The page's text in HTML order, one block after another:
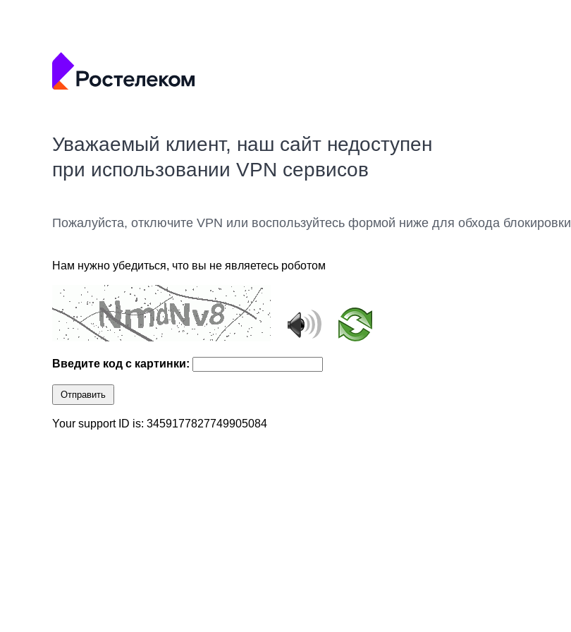
Уважаемый клиент, наш сайт недоступен
при использовании VPN сервисов
Пожалуйста, отключите VPN или воспользуйтесь формой ниже для обхода блокировки
Нам нужно убедиться, что вы не являетесь роботом
Введите код с картинки:
Отправить
Your support ID is: 3459177827749905084